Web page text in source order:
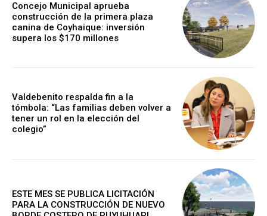
Concejo Municipal aprueba
construcción de la primera plaza
canina de Coyhaique: inversión
supera los $170 millones
Valdebenito respalda fin a la
tómbola: “Las familias deben volver a
tener un rol en la elección del
colegio”
ESTE MES SE PUBLICA LICITACIÓN
PARA LA CONSTRUCCIÓN DE NUEVO